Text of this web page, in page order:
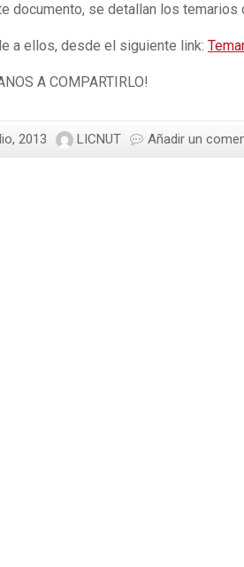
documento, se detallan los temarios
a ellos, desde el siguiente link:
A COMPARTIRLO!
2013 LICNUT Añadir un